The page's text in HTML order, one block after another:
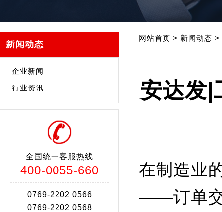
新闻动态
企业新闻
行业资讯
全国统一客服热线
400-0055-660
0769-2202 0566
0769-2202 0568
网站首页 > 新闻动态 >
安达发|
在制造业
——订单交